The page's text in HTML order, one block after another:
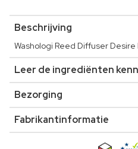
Beschrijving
Washologi Reed Diffuser
Leer de ingrediënten
Bezorging
Fabrikantinformatie